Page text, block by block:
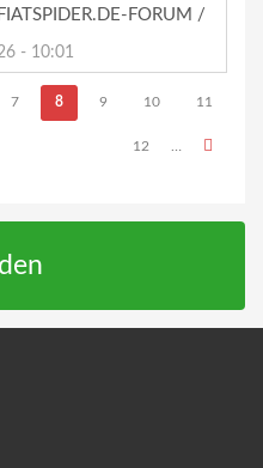
FORUM /
- 10:01
7 8 9 10 11
12